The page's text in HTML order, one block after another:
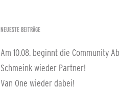
NEUESTE BEITRÄGE
Am 10.08. beginnt die Community
Schmeink wieder Partner!
Van One wieder dabei!